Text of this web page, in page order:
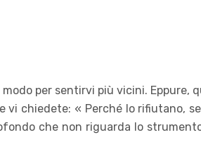
per sentirvi più vicini. Eppure,
chiedete: « Perché lo rifiutano,
che non riguarda lo